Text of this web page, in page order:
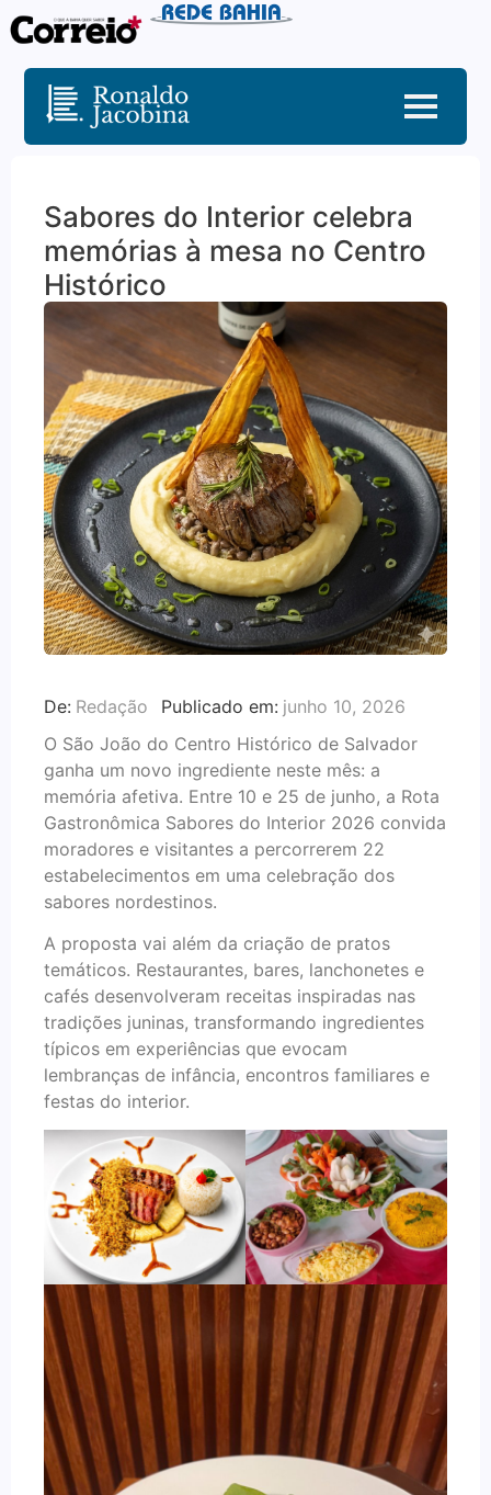
Sabores do Interior celebra
memórias à mesa no Centro
Histórico
De: Redação Publicado em: junho 10, 2026
O São João do Centro Histórico de Salvador
ganha um novo ingrediente neste mês: a
memória afetiva. Entre 10 e 25 de junho, a Rota
Gastronômica Sabores do Interior 2026 convida
moradores e visitantes a percorrerem 22
estabelecimentos em uma celebração dos
sabores nordestinos.
A proposta vai além da criação de pratos
temáticos. Restaurantes, bares, lanchonetes e
cafés desenvolveram receitas inspiradas nas
tradições juninas, transformando ingredientes
típicos em experiências que evocam
lembranças de infância, encontros familiares e
festas do interior.